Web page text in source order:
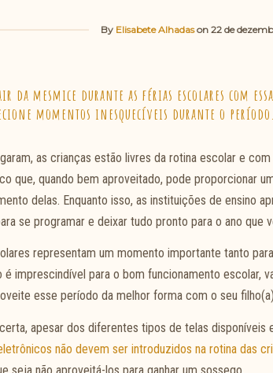
By Elisabete Alhadas on 22 de
da mesmice durante as férias escolares com
momentos inesquecíveis durante o período.
as crianças estão livres da rotina escolar e
que, quando bem aproveitado, pode proporcionar
delas. Enquanto isso, as instituições de ensino
se programar e deixar tudo pronto para o ano que
representam um momento importante tanto
imprescindível para o bom funcionamento escolar,
esse período da melhor forma com o seu
apesar dos diferentes tipos de telas disponíveis
não devem ser introduzidos na rotina das